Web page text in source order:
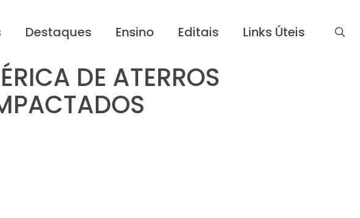
Destaques Ensino Editais Links Úteis
DE ATERROS